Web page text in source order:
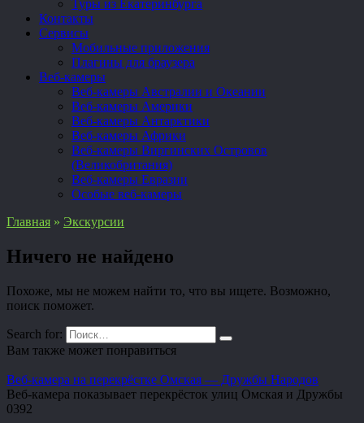
Туры из Екатеринбурга
Контакты
Сервисы
Мобильные приложения
Плагины для браузера
Веб-камеры
Веб-камеры Австралии и Океании
Веб-камеры Америки
Веб-камеры Антарктики
Веб-камеры Африки
Веб-камеры Виргинских Островов
(Великобритания)
Веб-камеры Евразии
Особые веб-камеры
Главная » Экскурсии
Ничего не найдено
Похоже, мы не можем найти то, что вы ищете. Возможно,
поиск поможет.
Search for:
Вам также может понравиться
Веб-камера на перекрёстке Омская — Дружбы Народов
Веб-камера показывает перекрёсток улиц Омская и Дружбы
0392